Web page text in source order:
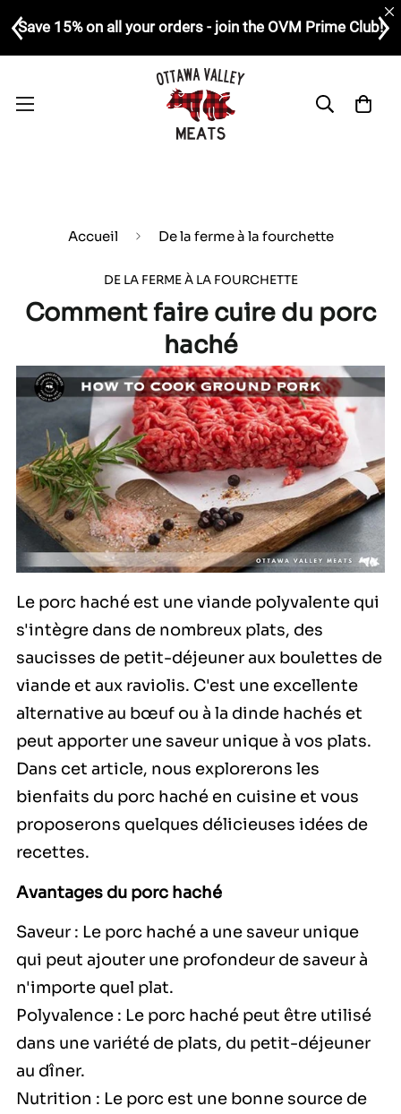
Save 15% on all your orders - join the OVM Prime Club!
Accueil De la ferme à la fourchette
DE LA FERME À LA FOURCHETTE
Comment faire cuire du porc
haché
Le porc haché est une viande polyvalente qui
s'intègre dans de nombreux plats, des
saucisses de petit-déjeuner aux boulettes de
viande et aux raviolis. C'est une excellente
alternative au bœuf ou à la dinde hachés et
peut apporter une saveur unique à vos plats.
Dans cet article, nous explorerons les
bienfaits du porc haché en cuisine et vous
proposerons quelques délicieuses idées de
recettes.
Avantages du porc haché
Saveur : Le porc haché a une saveur unique
qui peut ajouter une profondeur de saveur à
n'importe quel plat.
Polyvalence : Le porc haché peut être utilisé
dans une variété de plats, du petit-déjeuner
au dîner.
Nutrition : Le porc est une bonne source de